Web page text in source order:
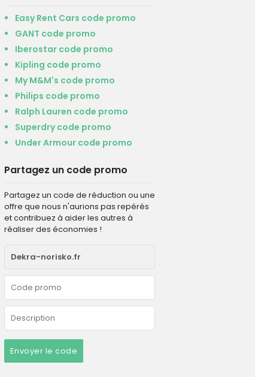
Easy Rent Cars code promo
GANT code promo
Iberostar code promo
Kipling code promo
My M&M's code promo
Philips code promo
Ralph Lauren code promo
Superdry code promo
Under Armour code promo
Partagez un code promo
Partagez un code de réduction ou une
offre que nous n'aurions pas repérés
et contribuez à aider les autres à
réaliser des économies !
Envoyer le code